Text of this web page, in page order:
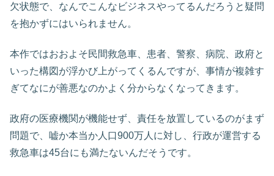
欠状態で、なんでこんなビジネスやってるんだろうと疑問
を抱かずにはいられません。
本作ではおおよそ民間救急車、患者、警察、病院、政府と
いった構図が浮かび上がってくるんですが、事情が複雑す
ぎてなにが善悪なのかよく分からなくなってきます。
政府の医療機関が機能せず、責任を放置しているのがまず
問題で、嘘か本当か人口900万人に対し、行政が運営する
救急車は45台にも満たないんだそうです。